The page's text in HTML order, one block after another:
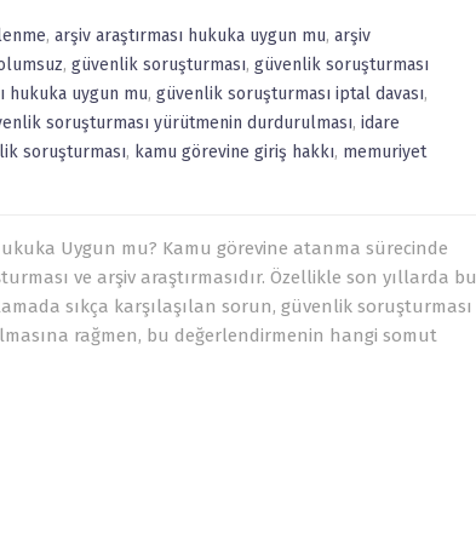
, arşiv araştırması hukuka uygun mu, arşiv
, güvenlik soruşturması, güvenlik soruşturması
hukuka uygun mu, güvenlik soruşturması iptal davası,
soruşturması yürütmenin durdurulması, idare
soruşturması, kamu görevine giriş hakkı, memuriyet
Uygun mu? Kamu görevine atanma sürecinde
ve arşiv araştırmasıdır. Özellikle son yıllarda bu
sıkça karşılaşılan sorun, güvenlik soruşturması
rağmen, bu değerlendirmenin hangi somut